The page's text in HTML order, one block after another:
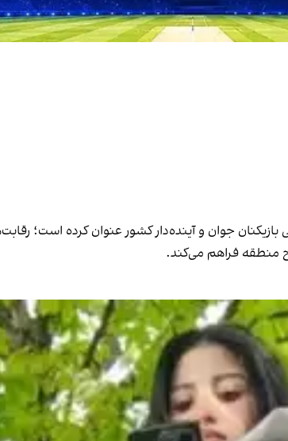
بازیکنان جوان و آینده‌دار کشور عنوان کرده است؛
منطقه فراهم می‌کند.